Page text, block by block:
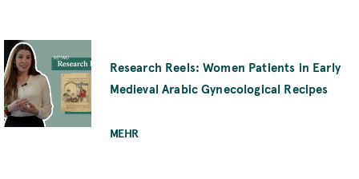
Research Reels: Women Patients in Early
Medieval Arabic Gynecological Recipes
MEHR